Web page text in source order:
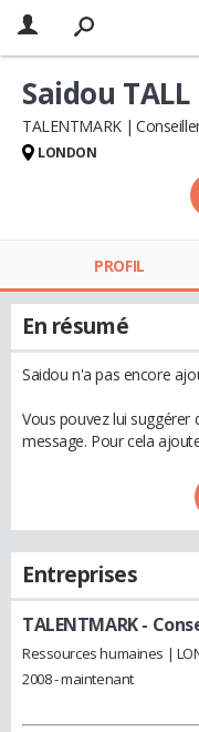
Saidou TALL
TALENTMARK
LONDON
PROFIL
En résumé
Saidou n'a pas encore
Vous pouvez lui suggérer
message. Pour cela
Entreprises
TALENTMARK-
Ressources humaines |
2008 - maintenant